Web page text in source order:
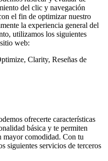
del clic y navegación
el fin de optimizar nuestro
la experiencia general del
utilizamos los siguientes
web:
Clarity, Reseñas de
ofrecerte características
básica y te permiten
comodidad. Con tu
siguientes servicios de terceros